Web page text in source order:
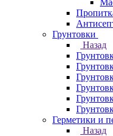
Грунтовки
Назад
Герметики и
Назад